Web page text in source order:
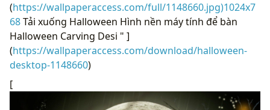
(https://wallpaperaccess.com/full/1148660.jpg)1024x7
68Tải xuống Halloween Hình nền máy tính để bàn
Halloween Carving Desi " ]
(https://wallpaperaccess.com/download/halloween-
desktop-1148660)
[